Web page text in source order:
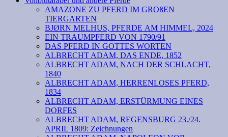
AMAZONE ZU PFERD IM GROßEN
TIERGARTEN
BJØRN MELHUS, PFERDE AM HIMMEL, 2024
EIN TRAUMPFERD VON 1790/91
DAS PFERD IN GOTTES WORTEN
ALBRECHT ADAM, DAS ENDE, 1852
ALBRECHT ADAM, NACH DER SCHLACHT,
1840
ALBRECHT ADAM, HERRENLOSES PFERD,
1834
ALBRECHT ADAM, ERSTÜRMUNG EINES
DORFES
ALBRECHT ADAM, REGENSBURG 23./24.
APRIL 1809: Zeichnungen